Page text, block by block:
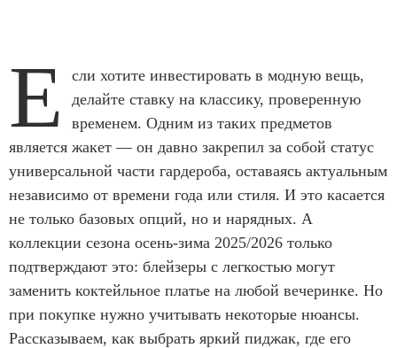
Е
сли хотите инвестировать в модную вещь,
делайте ставку на классику, проверенную
временем. Одним из таких предметов
является жакет — он давно закрепил за собой статус
универсальной части гардероба, оставаясь актуальным
независимо от времени года или стиля. И это касается
не только базовых опций, но и нарядных. А
коллекции сезона осень-зима 2025/2026 только
подтверждают это: блейзеры с легкостью могут
заменить коктейльное платье на любой вечеринке. Но
при покупке нужно учитывать некоторые нюансы.
Рассказываем, как выбрать яркий пиджак, где его